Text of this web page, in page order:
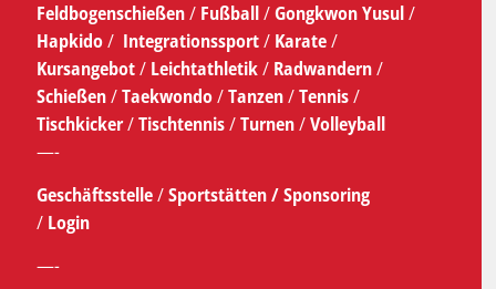
Feldbogenschießen/ Fußball/Gongkwon Yusul/
Hapkido/ Integrationssport/ Karate/
Kursangebot/Leichtathletik/ Radwandern/
Schießen/Taekwondo/Tanzen/Tennis/
Tischkicker/Tischtennis/Turnen/Volleyball
—-
Geschäftsstelle/Sportstätten /Sponsoring
/ Login
—-